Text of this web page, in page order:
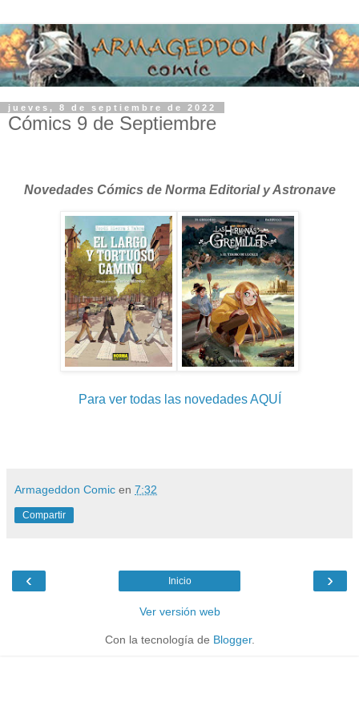
jueves, 8 de septiembre de 2022
Cómics 9 de Septiembre
Novedades Cómics de Norma Editorial y Astronave
Para ver todas las novedades AQUÍ
Armageddon Comic en 7:32
Compartir
‹ ›
Inicio
Ver versión web
Con la tecnología de Blogger.